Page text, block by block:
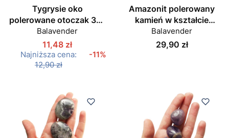
Tygrysie oko
polerowane otoczak 30-
40 mm
Balavender
11,48 zł
Najniższa cena:
12,90 zł
-11%
Amazonit polerowany
kamień w kształcie
owalu
Balavender
Cena
29,90 zł